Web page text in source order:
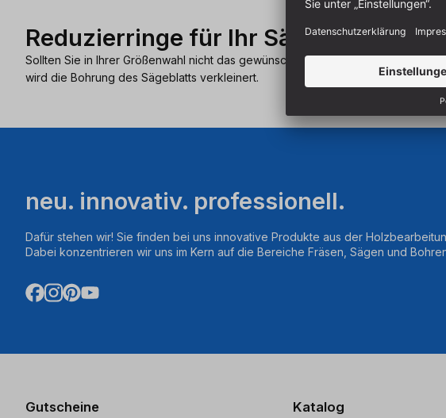
Reduzierringe für Ihr Sägeblatt
Sollten Sie in Ihrer Größenwahl nicht das gewünschte Blatt finden, ist ein
wird die Bohrung des Sägeblatts verkleinert.
neu. innovativ. professionell.
Dafür stehen wir! Sie finden bei uns innovative Produkte aus der
Dabei konzentrieren wir uns im Kern auf die Bereiche Fräsen, Sägen und
Gutscheine Katalog